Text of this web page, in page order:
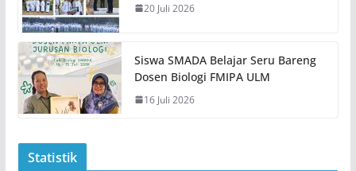
20 Juli 2026
Siswa SMADA Belajar Seru Bareng
Dosen Biologi FMIPA ULM
16 Juli 2026
Statistik